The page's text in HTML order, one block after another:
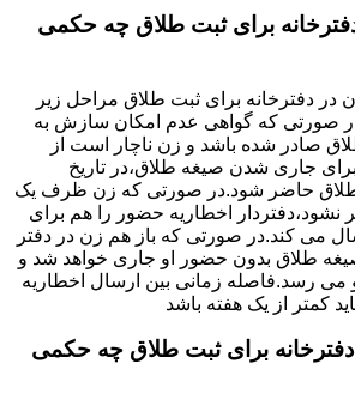
برای ثبت طلاق چه حکمی
دفترخانه برای ثبت طلاق مراحل زیر
صورتی که گواهی عدم امکان سازش به
صادر شده باشد و زن ناچار است از
جاری شدن صیغه طلاق،در تاریخ
حاضر شود.در صورتی که زن ظرف یک
نشود،دفتردار اخطاریه حضور را هم برای
می کند.در صورتی که باز هم زن در دفتر
طلاق بدون حضور او جاری خواهد شد و
می رسد.فاصله زمانی بین ارسال اخطاریه
کمتر از یک هفته باشد
برای ثبت طلاق چه حکمی